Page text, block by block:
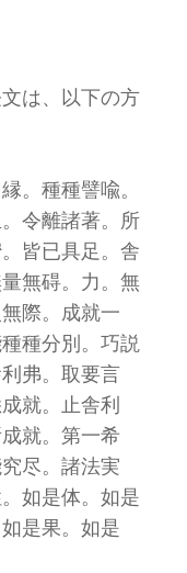
は、以下の方
。種種譬喩。
令離諸著。所
皆已具足。舎
無碍。力。無
際。成就一
種分別。巧説
弗。取要言
就。止舎利
就。第一希
尽。諸法実
如是体。如是
是果。如是